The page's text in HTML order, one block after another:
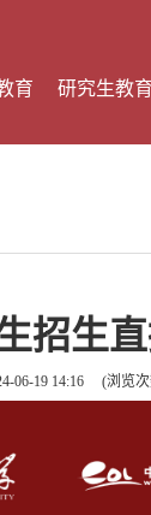
育 研究生教育
招生
06-19 14:16 (浏览次